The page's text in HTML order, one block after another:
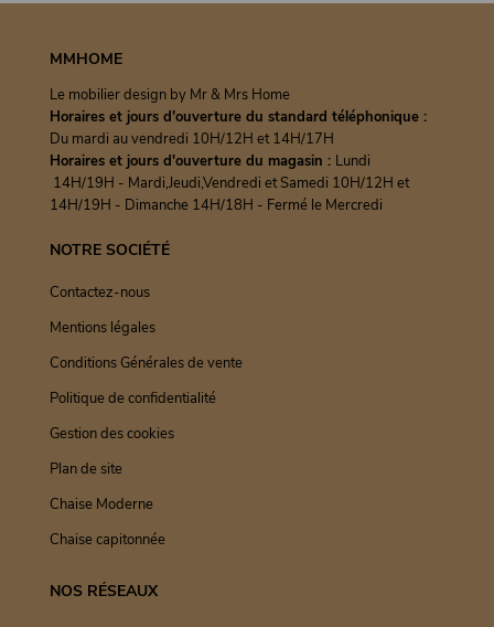
MMHOME
Le mobilier design by Mr & Mrs Home
Horaires et jours d'ouverture du standard téléphonique :
Du mardi au vendredi 10H/12H et 14H/17H
Horaires et jours d'ouverture du magasin : Lundi
14H/19H - Mardi,Jeudi,Vendredi et Samedi 10H/12H et
14H/19H - Dimanche 14H/18H - Fermé le Mercredi
NOTRE SOCIÉTÉ
Contactez-nous
Mentions légales
Conditions Générales de vente
Politique de confidentialité
Gestion des cookies
Plan de site
Chaise Moderne
Chaise capitonnée
NOS RÉSEAUX